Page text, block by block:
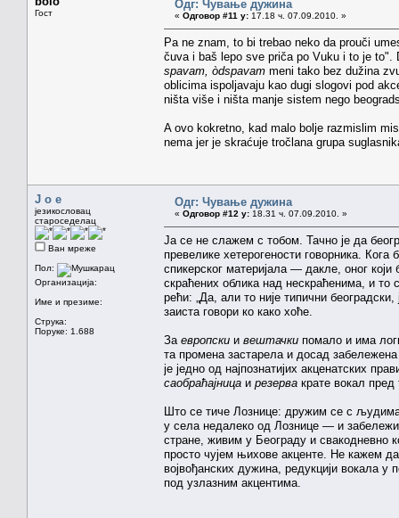
Гост
Одг: Чување дужина
« Одговор #11 у: 17.18 ч. 07.09.2010. »
Pa ne znam, to bi trebao neko da prouči
čuva i baš lepo sve priča po Vuku i to je
spavam, òdspavam meni tako bez dužina
oblicima ispoljavaju kao dugi slogovi pod
ništa više i ništa manje sistem nego
A ovo kokretno, kad malo bolje razmislim
nema jer je skraćuje tročlana grupa
J o e
језикословац
староседелац
Ван мреже
Пол:
Организација:
Име и презиме:
Струка:
Поруке: 1.688
Одг: Чување дужина
« Одговор #12 у: 18.31 ч. 07.09.2010. »
Ја се не слажем с тобом. Тачно је да
превелике хетерогености говорника.
спикерског материјала — дакле, оног
скраћених облика над нескраћенима, и то
рећи: „Да, али то није типични
заиста говори ко како хоће.
За европски и вештачки помало и има
та промена застарела и досад
је једно од најпознатијих акценатских
саобраћајница и резерва крате вокал
Што се тиче Лознице: дружим се с
у села недалеко од Лознице — и
стране, живим у Београду и свакодневно
просто чујем њихове акценте. Не кажем
војвођанских дужина, редукцији вокала
под узлазним акцентима.